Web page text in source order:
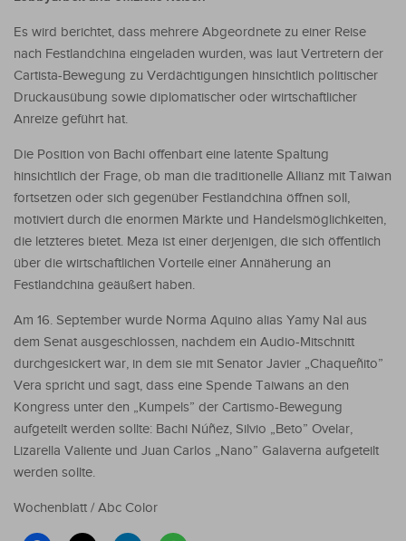
Es wird berichtet, dass mehrere Abgeordnete zu einer Reise
nach Festlandchina eingeladen wurden, was laut Vertretern der
Cartista-Bewegung zu Verdächtigungen hinsichtlich politischer
Druckausübung sowie diplomatischer oder wirtschaftlicher
Anreize geführt hat.
Die Position von Bachi offenbart eine latente Spaltung
hinsichtlich der Frage, ob man die traditionelle Allianz mit Taiwan
fortsetzen oder sich gegenüber Festlandchina öffnen soll,
motiviert durch die enormen Märkte und Handelsmöglichkeiten,
die letzteres bietet. Meza ist einer derjenigen, die sich öffentlich
über die wirtschaftlichen Vorteile einer Annäherung an
Festlandchina geäußert haben.
Am 16. September wurde Norma Aquino alias Yamy Nal aus
dem Senat ausgeschlossen, nachdem ein Audio-Mitschnitt
durchgesickert war, in dem sie mit Senator Javier „Chaqueñito”
Vera spricht und sagt, dass eine Spende Taiwans an den
Kongress unter den „Kumpels” der Cartismo-Bewegung
aufgeteilt werden sollte: Bachi Núñez, Silvio „Beto” Ovelar,
Lizarella Valiente und Juan Carlos „Nano” Galaverna aufgeteilt
werden sollte.
Wochenblatt / Abc Color